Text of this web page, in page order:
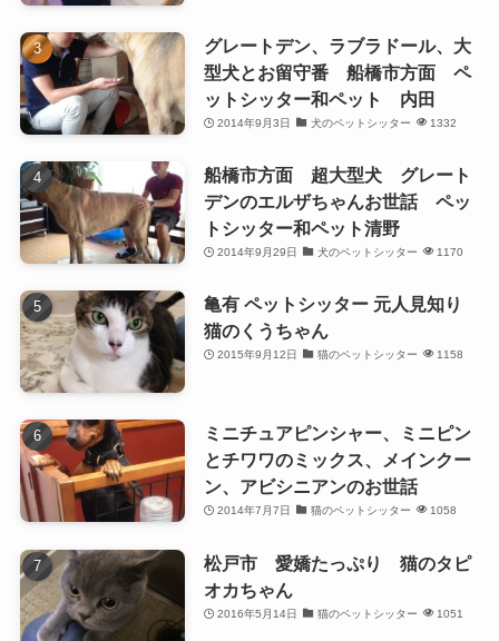
グレートデン、ラブラドール、大
型犬とお留守番 船橋市方面 ペ
ットシッター和ペット 内田
2014年9月3日 犬のペットシッター 1332
船橋市方面 超大型犬 グレート
デンのエルザちゃんお世話 ペッ
トシッター和ペット清野
2014年9月29日 犬のペットシッター 1170
亀有 ペットシッター 元人見知り
猫のくうちゃん
2015年9月12日 猫のペットシッター 1158
ミニチュアピンシャー、ミニピン
とチワワのミックス、メインクー
ン、アビシニアンのお世話
2014年7月7日 猫のペットシッター 1058
松戸市 愛嬌たっぷり 猫のタピ
オカちゃん
2016年5月14日 猫のペットシッター 1051